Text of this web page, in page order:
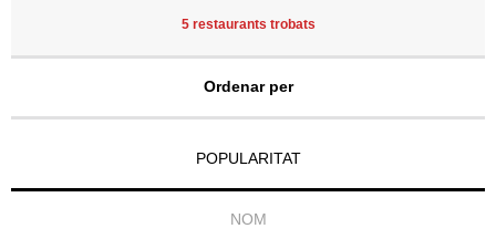
5 restaurants trobats
Ordenar per
POPULARITAT
NOM